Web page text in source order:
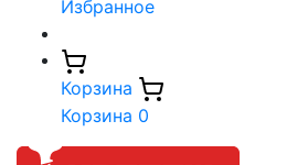
Избранное
Корзина
Корзина 0